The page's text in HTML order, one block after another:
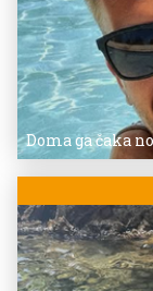
Doma ga čaka